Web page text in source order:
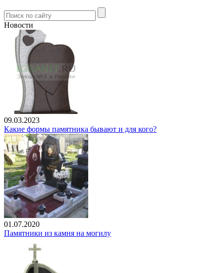
Новости
09.03.2023
Какие формы памятника бывают и для кого?
01.07.2020
Памятники из камня на могилу